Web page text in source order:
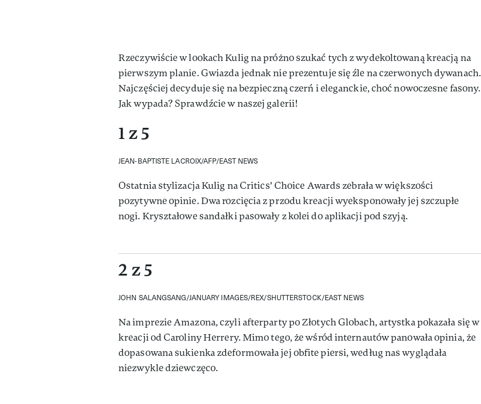
Rzeczywiście w lookach Kulig na próżno szukać tych z wydekoltowaną kreacją na
pierwszym planie. Gwiazda jednak nie prezentuje się źle na czerwonych dywanach.
Najczęściej decyduje się na bezpieczną czerń i eleganckie, choć nowoczesne fasony.
Jak wypada? Sprawdźcie w naszej galerii!
1 z 5
JEAN-BAPTISTE LACROIX/AFP/EAST NEWS
Ostatnia stylizacja Kulig na Critics' Choice Awards zebrała w większości
pozytywne opinie. Dwa rozcięcia z przodu kreacji wyeksponowały jej szczupłe
nogi. Kryształowe sandałki pasowały z kolei do aplikacji pod szyją.
2 z 5
JOHN SALANGSANG/JANUARY IMAGES/REX/SHUTTERSTOCK/EAST NEWS
Na imprezie Amazona, czyli afterparty po Złotych Globach, artystka pokazała się w
kreacji od Caroliny Herrery. Mimo tego, że wśród internautów panowała opinia, że
dopasowana sukienka zdeformowała jej obfite piersi, według nas wyglądała
niezwykle dziewczęco.